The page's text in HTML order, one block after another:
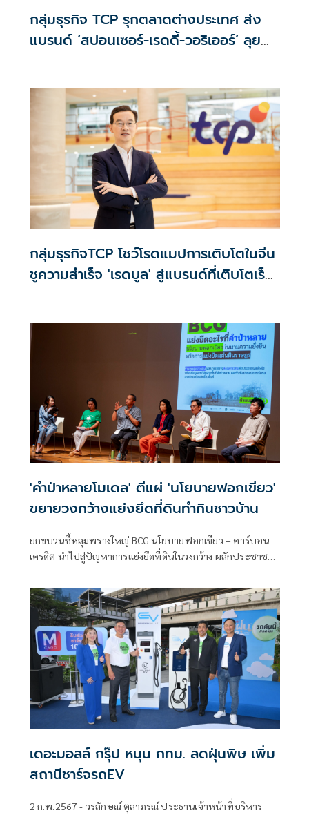
กลุ่มธุรกิจ TCP รุกตลาดต่างประเทศ ส่ง
แบรนด์ ‘สปอนเซอร์-เรดดี้-วอริเออร์’ ลุย
กลุ่มธุรกิจTCP โชว์โรดแมปการเติบโตในจีน
ชูความสำเร็จ 'เรดบูล' สู่แบรนด์ที่เติบโตเร็ว
'คำป่าหลายโมเดล' ตีแผ่ 'นโยบายฟอกเขียว'
ขยายวงกว้างแย่งยึดที่ดินทำกินชาวบ้าน
ยกขบวนชี้หลุมพรางใหญ่ BCG นโยบายฟอกเขียว – คาร์บอน
เครดิต นำไปสู่ปัญหาการแย่งยึดที่ดินในวงกว้าง ผลักประชาชน
ประชาชนในการจัดการทรัพยากร
เดอะมอลล์ กรุ๊ป หนุน กทม. ลดฝุ่นพิษ เพิ่ม
สถานีชาร์จรถEV
2 ก.พ.2567 - วรลักษณ์ ตุลาภรณ์ ประธานเจ้าหน้าที่บริหาร